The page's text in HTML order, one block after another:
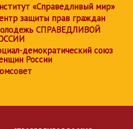
«Справедливый мир»
защиты прав граждан
СПРАВЕДЛИВОЙ
демократический союз
России